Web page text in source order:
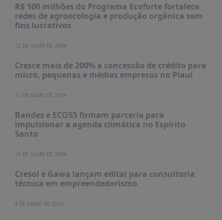
R$ 100 milhões do Programa Ecoforte fortalece
redes de agroecologia e produção orgânica sem
fins lucrativos
12 DE JULHO DE 2024
Cresce mais de 200% a concessão de crédito para
micro, pequenas e médias empresas no Piauí
11 DE JULHO DE 2024
Bandes e ECO55 firmam parceria para
impulsionar a agenda climática no Espírito
Santo
10 DE JULHO DE 2024
Cresol e Gawa lançam edital para consultoria
técnica em empreendedorismo
9 DE JULHO DE 2024